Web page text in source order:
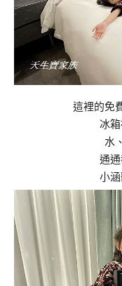
這裡的免
冰
水
通通
小